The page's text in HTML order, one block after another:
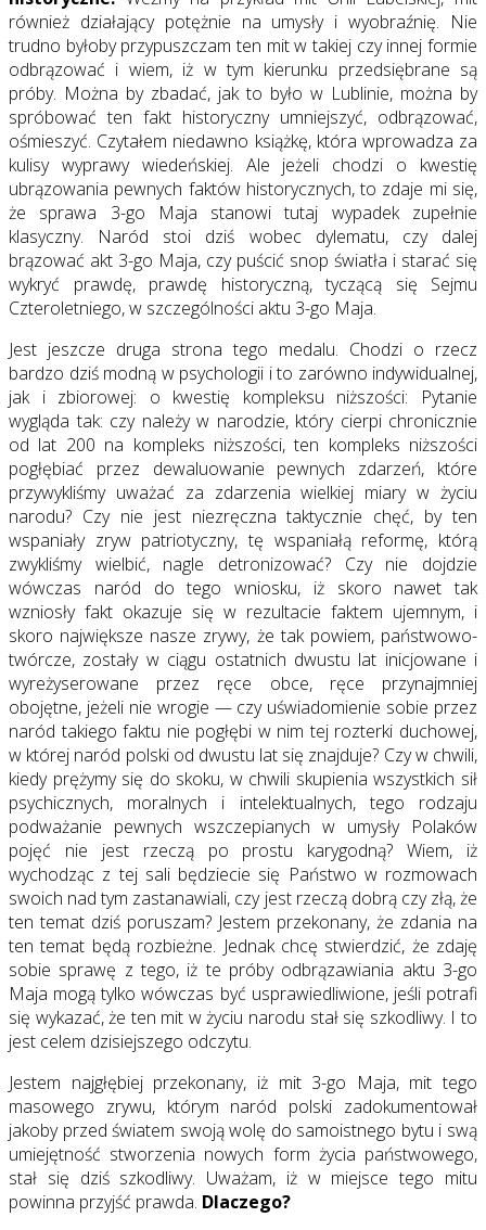
również działający potężnie na umysły i wyobraźnię. Nie
trudno byłoby przypuszczam ten mit w takiej czy innej formie
odbrązować i wiem, iż w tym kierunku przedsiębrane są
próby. Można by zbadać, jak to było w Lublinie, można by
spróbować ten fakt historyczny umniejszyć, odbrązować,
ośmieszyć. Czytałem niedawno książkę, która wprowadza za
kulisy wyprawy wiedeńskiej. Ale jeżeli chodzi o kwestię
ubrązowania pewnych faktów historycznych, to zdaje mi się,
że sprawa 3-go Maja stanowi tutaj wypadek zupełnie
klasyczny. Naród stoi dziś wobec dylematu, czy dalej
brązować akt 3-go Maja, czy puścić snop światła i starać się
wykryć prawdę, prawdę historyczną, tyczącą się Sejmu
Czteroletniego, w szczególności aktu 3-go Maja.
Jest jeszcze druga strona tego medalu. Chodzi o rzecz
bardzo dziś modną w psychologii i to zarówno indywidualnej,
jak i zbiorowej: o kwestię kompleksu niższości: Pytanie
wygląda tak: czy należy w narodzie, który cierpi chronicznie
od lat 200 na kompleks niższości, ten kompleks niższości
pogłębiać przez dewaluowanie pewnych zdarzeń, które
przywykliśmy uważać za zdarzenia wielkiej miary w życiu
narodu? Czy nie jest niezręczna taktycznie chęć, by ten
wspaniały zryw patriotyczny, tę wspaniałą reformę, którą
zwykliśmy wielbić, nagle detronizować? Czy nie dojdzie
wówczas naród do tego wniosku, iż skoro nawet tak
wzniosły fakt okazuje się w rezultacie faktem ujemnym, i
skoro największe nasze zrywy, że tak powiem, państwowo-
twórcze, zostały w ciągu ostatnich dwustu lat inicjowane i
wyreżyserowane przez ręce obce, ręce przynajmniej
obojętne, jeżeli nie wrogie — czy uświadomienie sobie przez
naród takiego faktu nie pogłębi w nim tej rozterki duchowej,
w której naród polski od dwustu lat się znajduje? Czy w chwili,
kiedy prężymy się do skoku, w chwili skupienia wszystkich sił
psychicznych, moralnych i intelektualnych, tego rodzaju
podważanie pewnych wszczepianych w umysły Polaków
pojęć nie jest rzeczą po prostu karygodną? Wiem, iż
wychodząc z tej sali będziecie się Państwo w rozmowach
swoich nad tym zastanawiali, czy jest rzeczą dobrą czy złą, że
ten temat dziś poruszam? Jestem przekonany, że zdania na
ten temat będą rozbieżne. Jednak chcę stwierdzić, że zdaję
sobie sprawę z tego, iż te próby odbrązawiania aktu 3-go
Maja mogą tylko wówczas być usprawiedliwione, jeśli potrafi
się wykazać, że ten mit w życiu narodu stał się szkodliwy. I to
jest celem dzisiejszego odczytu.
Jestem najgłębiej przekonany, iż mit 3-go Maja, mit tego
masowego zrywu, którym naród polski zadokumentował
jakoby przed światem swoją wolę do samoistnego bytu i swą
umiejętność stworzenia nowych form życia państwowego,
stał się dziś szkodliwy. Uważam, iż w miejsce tego mitu
powinna przyjść prawda. Dlaczego?